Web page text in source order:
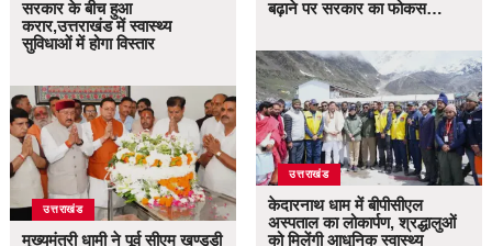
सरकार के बीच हुआ
करार,उत्तराखंड में स्वास्थ्य
सुविधाओं में होगा विस्तार
उत्तराखंड
मुख्यमंत्री धामी ने पूर्व सीएम खण्डूड़ी
बढ़ाने पर सरकार का फोकस…
उत्तराखंड
केदारनाथ धाम में बीपीसीएल
अस्पताल का लोकार्पण, श्रद्धालुओं
को मिलेंगी आधुनिक स्वास्थ्य